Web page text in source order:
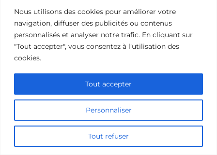
Nous utilisons des cookies pour améliorer votre
navigation, diffuser des publicités ou contenus
personnalisés et analyser notre trafic. En cliquant sur
"Tout accepter", vous consentez à l’utilisation des
cookies.
Personnaliser
Tout refuser
Tout accepter
Les Meilleurs Thrillers de Vengeance
pour un Fils
Ajouter un commentaire
Name